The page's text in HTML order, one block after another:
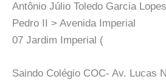
Antônio Júlio Toledo Garcia
Pedro II > Avenida Imperial
07 Jardim Imperial (
Saindo Colégio COC- Av. Lucas